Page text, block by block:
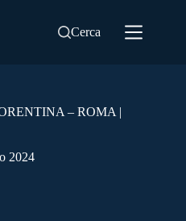
Cerca
– ROMA |
2024